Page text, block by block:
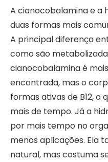
A cianocobalamina e a
duas formas mais
A principal diferença
como são
cianocobalamina é
encontrada, mas o
formas ativas de B12, o
mais de tempo. Já a
por mais tempo no
menos aplicações. Ela
natural, mas costuma